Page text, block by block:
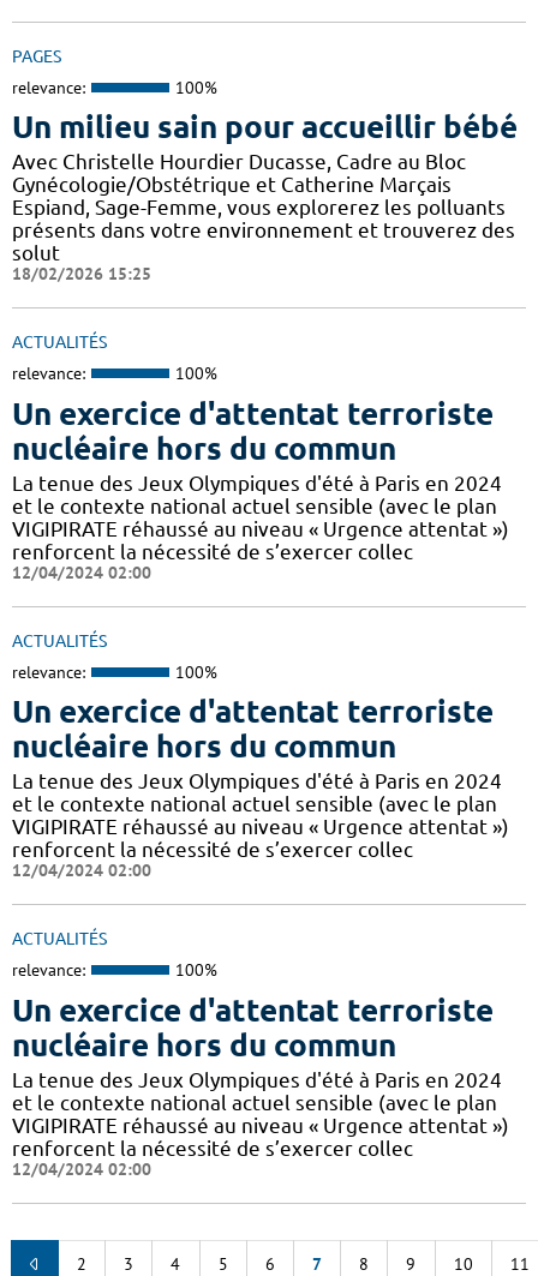
PAGES
relevance: 100%
Un milieu sain pour accueillir bébé
Avec Christelle Hourdier Ducasse, Cadre au Bloc
Gynécologie/Obstétrique et Catherine Marçais
Espiand, Sage-Femme, vous explorerez les polluants
présents dans votre environnement et trouverez des
solut
18/02/2026 15:25
ACTUALITÉS
relevance: 100%
Un exercice d'attentat terroriste
nucléaire hors du commun
La tenue des Jeux Olympiques d'été à Paris en 2024
et le contexte national actuel sensible (avec le plan
VIGIPIRATE réhaussé au niveau « Urgence attentat »)
renforcent la nécessité de s’exercer collec
12/04/2024 02:00
ACTUALITÉS
relevance: 100%
Un exercice d'attentat terroriste
nucléaire hors du commun
La tenue des Jeux Olympiques d'été à Paris en 2024
et le contexte national actuel sensible (avec le plan
VIGIPIRATE réhaussé au niveau « Urgence attentat »)
renforcent la nécessité de s’exercer collec
12/04/2024 02:00
ACTUALITÉS
relevance: 100%
Un exercice d'attentat terroriste
nucléaire hors du commun
La tenue des Jeux Olympiques d'été à Paris en 2024
et le contexte national actuel sensible (avec le plan
VIGIPIRATE réhaussé au niveau « Urgence attentat »)
renforcent la nécessité de s’exercer collec
12/04/2024 02:00
2 3 4 5 6 7 8 9 10 11